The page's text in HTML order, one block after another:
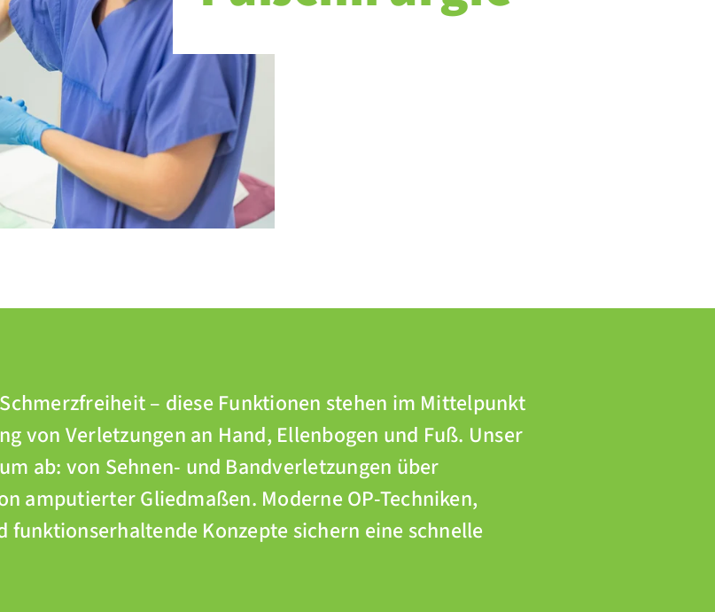
– diese Funktionen stehen im Mittelpunkt
von Verletzungen an Hand, Ellenbogen und Fuß. Unser
ab: von Sehnen- und Bandverletzungen über
amputierter Gliedmaßen. Moderne OP-Techniken,
Konzepte sichern eine schnelle